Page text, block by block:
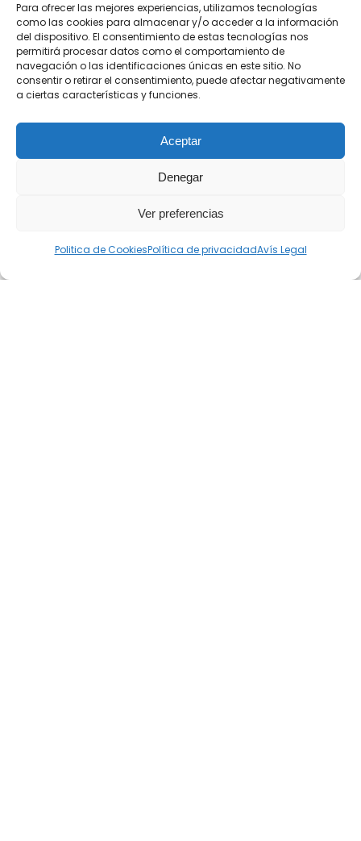
Para ofrecer las mejores experiencias, utilizamos tecnologías
como las cookies para almacenar y/o acceder a la información
del dispositivo. El consentimiento de estas tecnologías nos
permitirá procesar datos como el comportamiento de
navegación o las identificaciones únicas en este sitio. No
consentir o retirar el consentimiento, puede afectar negativamente
a ciertas características y funciones.
Aceptar
Denegar
Ver preferencias
Politica de CookiesPolítica de privacidadAvís Legal